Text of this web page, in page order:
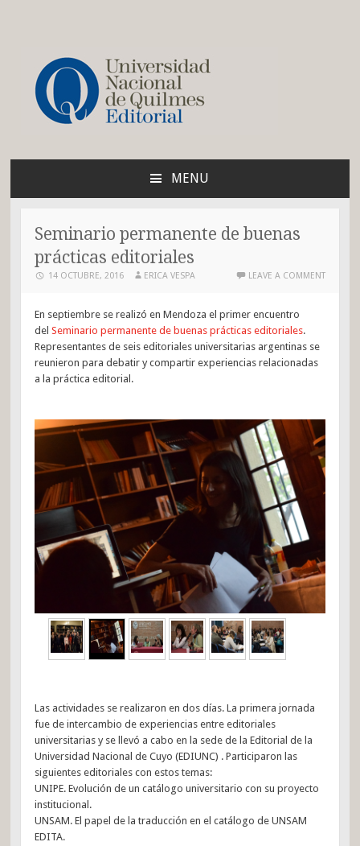
Blog de la Editorial de
MENU
CONTENT
Seminario permanente de buenas
prácticas editoriales
14 OCTUBRE, 2016 ERICA VESPA LEAVE A COMMENT
En septiembre se realizó en Mendoza el primer encuentro
delSeminario permanente de buenas prácticas editoriales.
Representantes de seis editoriales universitarias argentinas se
reunieron para debatir y compartir experiencias relacionadas
a la práctica editorial.
Las actividades se realizaron en dos días. La primera jornada
fue de intercambio de experiencias entre editoriales
universitarias y se llevó a cabo en la sede de la Editorial de la
Universidad Nacional de Cuyo (EDIUNC) . Participaron las
siguientes editoriales con estos temas:
UNIPE. Evolución de un catálogo universitario con su proyecto
institucional.
UNSAM. El papel de la traducción en el catálogo de UNSAM
EDITA.